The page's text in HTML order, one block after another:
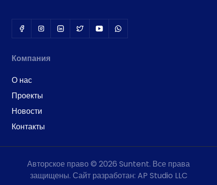
Компания
О нас
Проекты
Новости
Контакты
Авторское право © 2026 Suntent. Все права
защищены. Сайт разработан: AP Studio LLC